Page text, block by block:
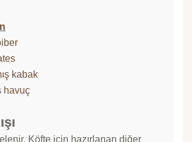
kabak
havuç
Köfte için hazırlanan diğer